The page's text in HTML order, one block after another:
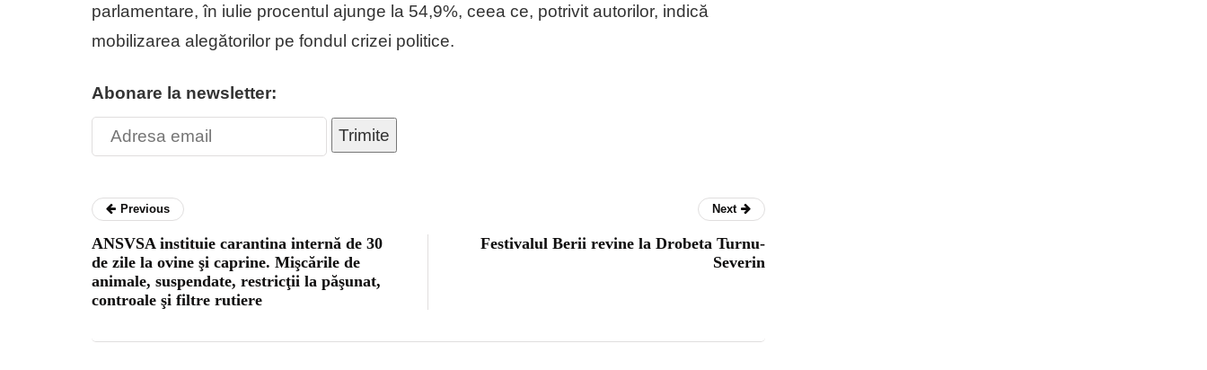
parlamentare, în iulie procentul ajunge la 54,9%, ceea ce, potrivit autorilor, indică
mobilizarea alegătorilor pe fondul crizei politice.
Abonare la newsletter:
Trimite
Previous
ANSVSA instituie carantina internă de 30
de zile la ovine şi caprine. Mişcările de
animale, suspendate, restricţii la păşunat,
controale şi filtre rutiere
Next
Festivalul Berii revine la Drobeta Turnu-
Severin